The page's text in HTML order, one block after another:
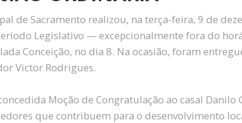
de Sacramento realizou, na terça-feira, 9 de
Legislativo — excepcionalmente fora do
Conceição, no dia 8. Na ocasião, foram
Victor Rodrigues.
Moção de Congratulação ao casal Danilo
que contribuem para o desenvolvimento